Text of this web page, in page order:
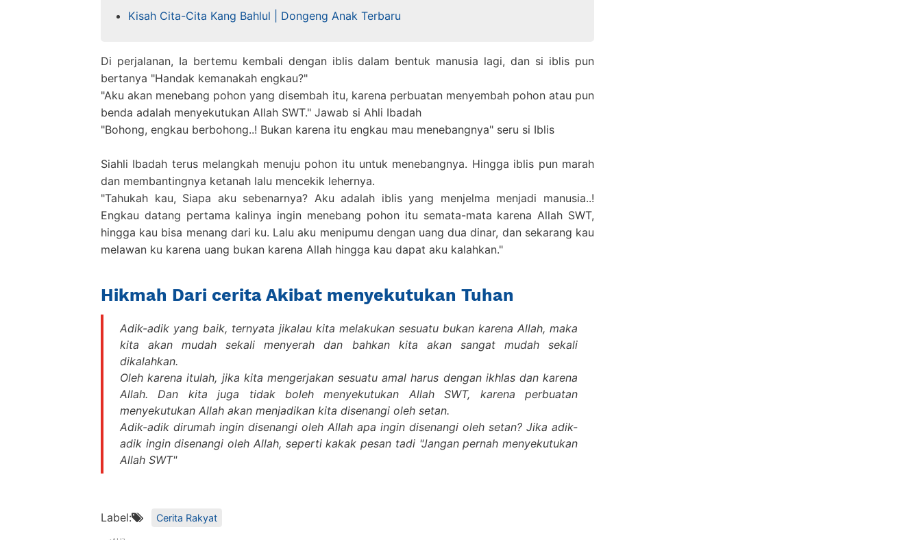
Kisah Cita-Cita Kang Bahlul | Dongeng Anak Terbaru
Di perjalanan, Ia bertemu kembali dengan iblis dalam bentuk manusia lagi, dan si iblis pun
bertanya "Handak kemanakah engkau?"
"Aku akan menebang pohon yang disembah itu, karena perbuatan menyembah pohon atau pun
benda adalah menyekutukan Allah SWT." Jawab si Ahli Ibadah
"Bohong, engkau berbohong..! Bukan karena itu engkau mau menebangnya" seru si Iblis
Siahli Ibadah terus melangkah menuju pohon itu untuk menebangnya. Hingga iblis pun marah
dan membantingnya ketanah lalu mencekik lehernya.
"Tahukah kau, Siapa aku sebenarnya? Aku adalah iblis yang menjelma menjadi manusia..!
Engkau datang pertama kalinya ingin menebang pohon itu semata-mata karena Allah SWT,
hingga kau bisa menang dari ku. Lalu aku menipumu dengan uang dua dinar, dan sekarang kau
melawan ku karena uang bukan karena Allah hingga kau dapat aku kalahkan."
Hikmah Dari cerita Akibat menyekutukan Tuhan
Adik-adik yang baik, ternyata jikalau kita melakukan sesuatu bukan karena Allah, maka
kita akan mudah sekali menyerah dan bahkan kita akan sangat mudah sekali
dikalahkan.
Oleh karena itulah, jika kita mengerjakan sesuatu amal harus dengan ikhlas dan karena
Allah. Dan kita juga tidak boleh menyekutukan Allah SWT, karena perbuatan
menyekutukan Allah akan menjadikan kita disenangi oleh setan.
Adik-adik dirumah ingin disenangi oleh Allah apa ingin disenangi oleh setan? Jika adik-
adik ingin disenangi oleh Allah, seperti kakak pesan tadi "Jangan pernah menyekutukan
Allah SWT"
Label: Cerita Rakyat